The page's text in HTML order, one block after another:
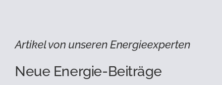
Artikel von unseren Energieexperten
Neue Energie-Beiträge